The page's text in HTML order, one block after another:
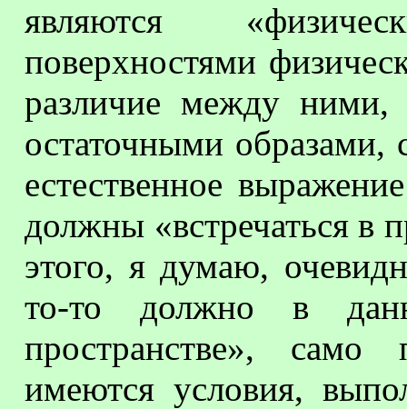
являются
поверхностями
различие между
остаточными образами,
естественное
должны «встречаться в
этого, я думаю,
то-то должно в
пространстве», само
имеются условия,